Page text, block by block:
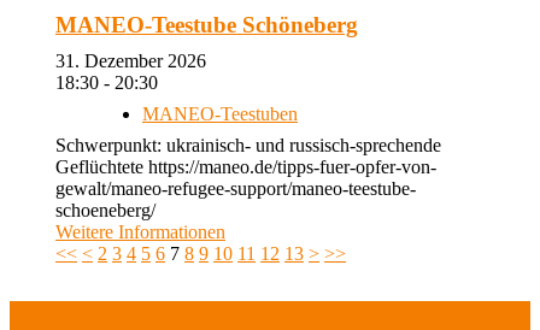
MANEO-Teestube Schöneberg
31. Dezember 2026
18:30 - 20:30
MANEO-Teestuben
Schwerpunkt: ukrainisch- und russisch-sprechende
Geflüchtete https://maneo.de/tipps-fuer-opfer-von-
gewalt/maneo-refugee-support/maneo-teestube-
schoeneberg/
Weitere Informationen
<< < 2 3 4 5 6 7 8 9 10 11 12 13 > >>